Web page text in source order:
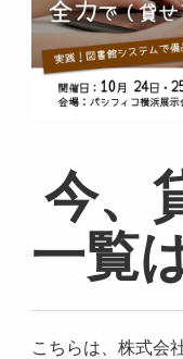
今、
一覧
こちらは、株式会